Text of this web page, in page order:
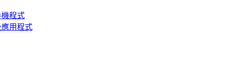
機程式
用程式